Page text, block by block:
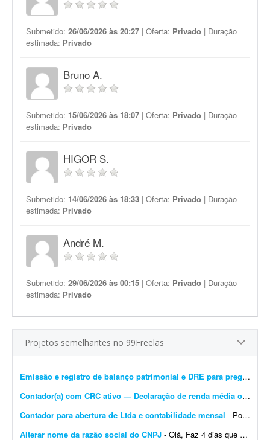
Submetido: 26/06/2026 às 20:27 | Oferta: Privado | Duração
estimada: Privado
Bruno A.
Submetido: 15/06/2026 às 18:07 | Oferta: Privado | Duração
estimada: Privado
HIGOR S.
Submetido: 14/06/2026 às 18:33 | Oferta: Privado | Duração
estimada: Privado
André M.
Submetido: 29/06/2026 às 00:15 | Oferta: Privado | Duração
estimada: Privado
Projetos semelhantes no 99Freelas
Emissão e registro de balanço patrimonial e DRE para pregão
Contador(a) com CRC ativo — Declaração de renda média ou DECORE para PROUNI
Contador para abertura de Ltda e contabilidade mensal - Português: Procuro um contador ou escritório de contabilidade para uma Ltda em constituição no Rio de Janeiro, com sócio estrangeiro não residente (belga)....
Alterar nome da razão social do CNPJ - Olá, Faz 4 dias que abri um CNPJ novo no Simples Nacional. Precisei abrir uma conta no TikTok e o CPF aparece com meu nome de casada; por isso houve divergência no nome registrado na ...